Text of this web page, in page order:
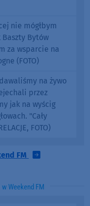
nie mógłbym
Baszty Bytów
za wsparcie na
(FOTO)
na żywo
przez
jak na wyścig
"Cały
FOTO)
FM
w Weekend FM